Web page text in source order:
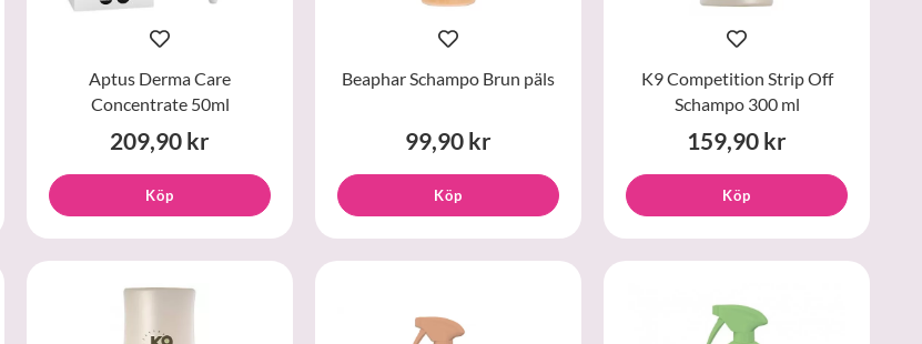
Aptus Derma Care
Concentrate 50ml
209,90 kr
Köp
Beaphar Schampo Brun päls
99,90 kr
Köp
K9 Competition Strip Off
Schampo 300 ml
159,90 kr
Köp